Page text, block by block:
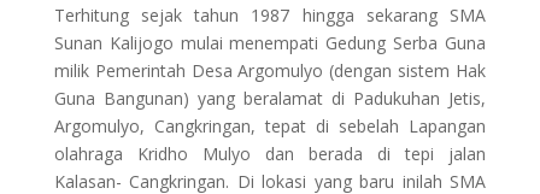
Terhitung sejak tahun 1987 hingga sekarang SMA
Sunan Kalijogo mulai menempati Gedung Serba Guna
milik Pemerintah Desa Argomulyo (dengan sistem Hak
Guna Bangunan) yang beralamat di Padukuhan Jetis,
Argomulyo, Cangkringan, tepat di sebelah Lapangan
olahraga Kridho Mulyo dan berada di tepi jalan
Kalasan- Cangkringan. Di lokasi yang baru inilah SMA